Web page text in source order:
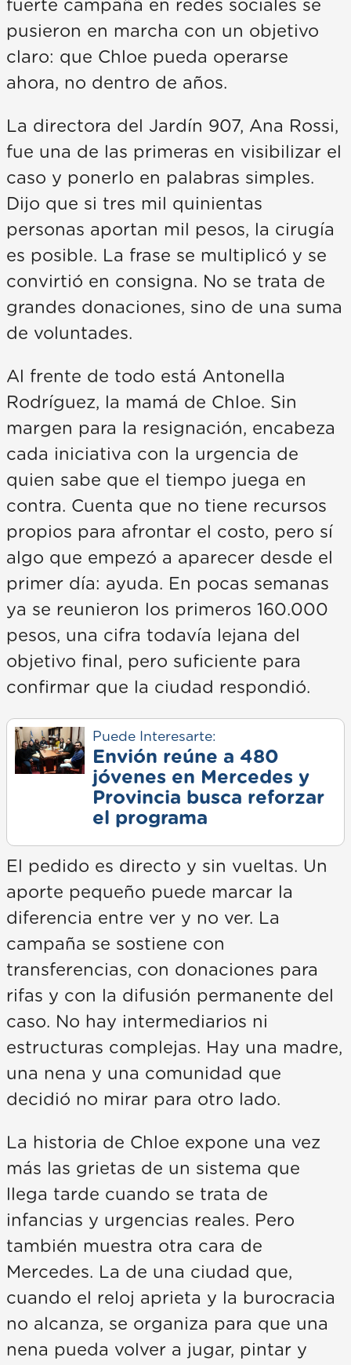
fuerte campaña en redes sociales se
pusieron en marcha con un objetivo
claro: que Chloe pueda operarse
ahora, no dentro de años.
La directora del Jardín 907, Ana Rossi,
fue una de las primeras en visibilizar el
caso y ponerlo en palabras simples.
Dijo que si tres mil quinientas
personas aportan mil pesos, la cirugía
es posible. La frase se multiplicó y se
convirtió en consigna. No se trata de
grandes donaciones, sino de una suma
de voluntades.
Al frente de todo está Antonella
Rodríguez, la mamá de Chloe. Sin
margen para la resignación, encabeza
cada iniciativa con la urgencia de
quien sabe que el tiempo juega en
contra. Cuenta que no tiene recursos
propios para afrontar el costo, pero sí
algo que empezó a aparecer desde el
primer día: ayuda. En pocas semanas
ya se reunieron los primeros 160.000
pesos, una cifra todavía lejana del
objetivo final, pero suficiente para
confirmar que la ciudad respondió.
Puede Interesarte:
Envión reúne a 480
jóvenes en Mercedes y
Provincia busca reforzar
el programa
El pedido es directo y sin vueltas. Un
aporte pequeño puede marcar la
diferencia entre ver y no ver. La
campaña se sostiene con
transferencias, con donaciones para
rifas y con la difusión permanente del
caso. No hay intermediarios ni
estructuras complejas. Hay una madre,
una nena y una comunidad que
decidió no mirar para otro lado.
La historia de Chloe expone una vez
más las grietas de un sistema que
llega tarde cuando se trata de
infancias y urgencias reales. Pero
también muestra otra cara de
Mercedes. La de una ciudad que,
cuando el reloj aprieta y la burocracia
no alcanza, se organiza para que una
nena pueda volver a jugar, pintar y